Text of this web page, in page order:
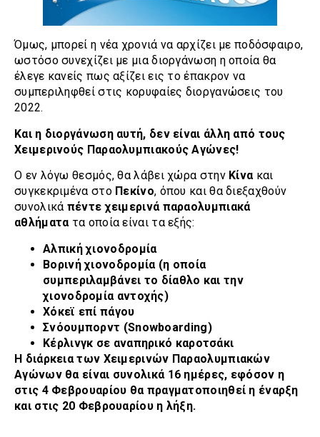
Όμως, μπορεί η νέα χρονιά να αρχίζει με ποδόσφαιρο,
ωστόσο συνεχίζει με μια διοργάνωση η οποία θα
έλεγε κανείς πως αξίζει εις το έπακρον να
συμπεριληφθεί στις κορυφαίες διοργανώσεις του
2022.
Και η διοργάνωση αυτή, δεν είναι άλλη από τους
Χειμερινούς Παραολυμπιακούς Αγώνες!
Ο εν λόγω θεσμός, θα λάβει χώρα στην Κίνακαι
συγκεκριμένα στο Πεκίνο, όπου και θα διεξαχθούν
συνολικά πέντε χειμερινά παραολυμπιακά
αθλήματατα οποία είναι τα εξής:
Αλπική χιονοδρομία
Βορινή χιονοδρομία (η οποία
συμπεριλαμβάνει το δίαθλο και την
χιονοδρομία αντοχής)
Χόκεϊ επί πάγου
Σνόουμπορντ (Snowboarding)
Κέρλινγκ σε αναπηρικό καροτσάκι
Η διάρκεια των Χειμερινών Παραολυμπιακών
Αγώνων θα είναι συνολικά 16 ημέρες, εφόσον η
στις 4 Φεβρουαρίου θα πραγματοποιηθεί η έναρξη
και στις 20 Φεβρουαρίου η λήξη.